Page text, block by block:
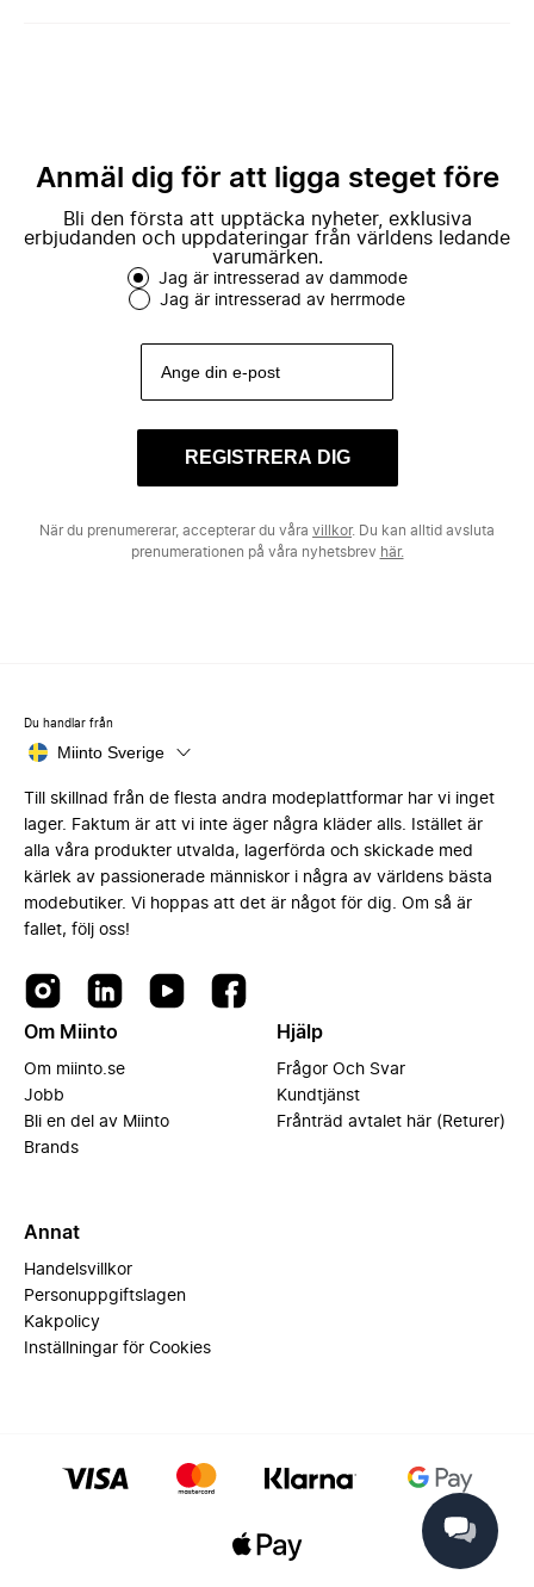
Anmäl dig för att ligga steget före
Bli den första att upptäcka nyheter, exklusiva
erbjudanden och uppdateringar från världens ledande
varumärken.
Jag är intresserad av dammode
Jag är intresserad av herrmode
REGISTRERA DIG
När du prenumererar, accepterar du våra villkor. Du kan alltid avsluta
prenumerationen på våra nyhetsbrev här.
Du handlar från
Miinto Sverige
Till skillnad från de flesta andra modeplattformar har vi inget
lager. Faktum är att vi inte äger några kläder alls. Istället är
alla våra produkter utvalda, lagerförda och skickade med
kärlek av passionerade människor i några av världens bästa
modebutiker. Vi hoppas att det är något för dig. Om så är
fallet, följ oss!
Om Miinto
Om miinto.se
Jobb
Bli en del av Miinto
Brands
Hjälp
Frågor Och Svar
Kundtjänst
Frånträd avtalet här (Returer)
Annat
Handelsvillkor
Personuppgiftslagen
Kakpolicy
Inställningar för Cookies